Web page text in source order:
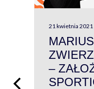
21 kwietnia 2021
–